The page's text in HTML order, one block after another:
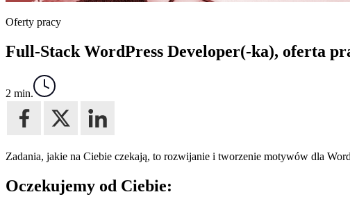
Oferty pracy
Full-Stack WordPress Developer(-ka), oferta
2 min.
Zadania, jakie na Ciebie czekają, to rozwijanie i tworzenie motywów dla
Oczekujemy od Ciebie: